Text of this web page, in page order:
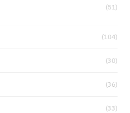
(51)
(104)
(30)
(36)
(33)